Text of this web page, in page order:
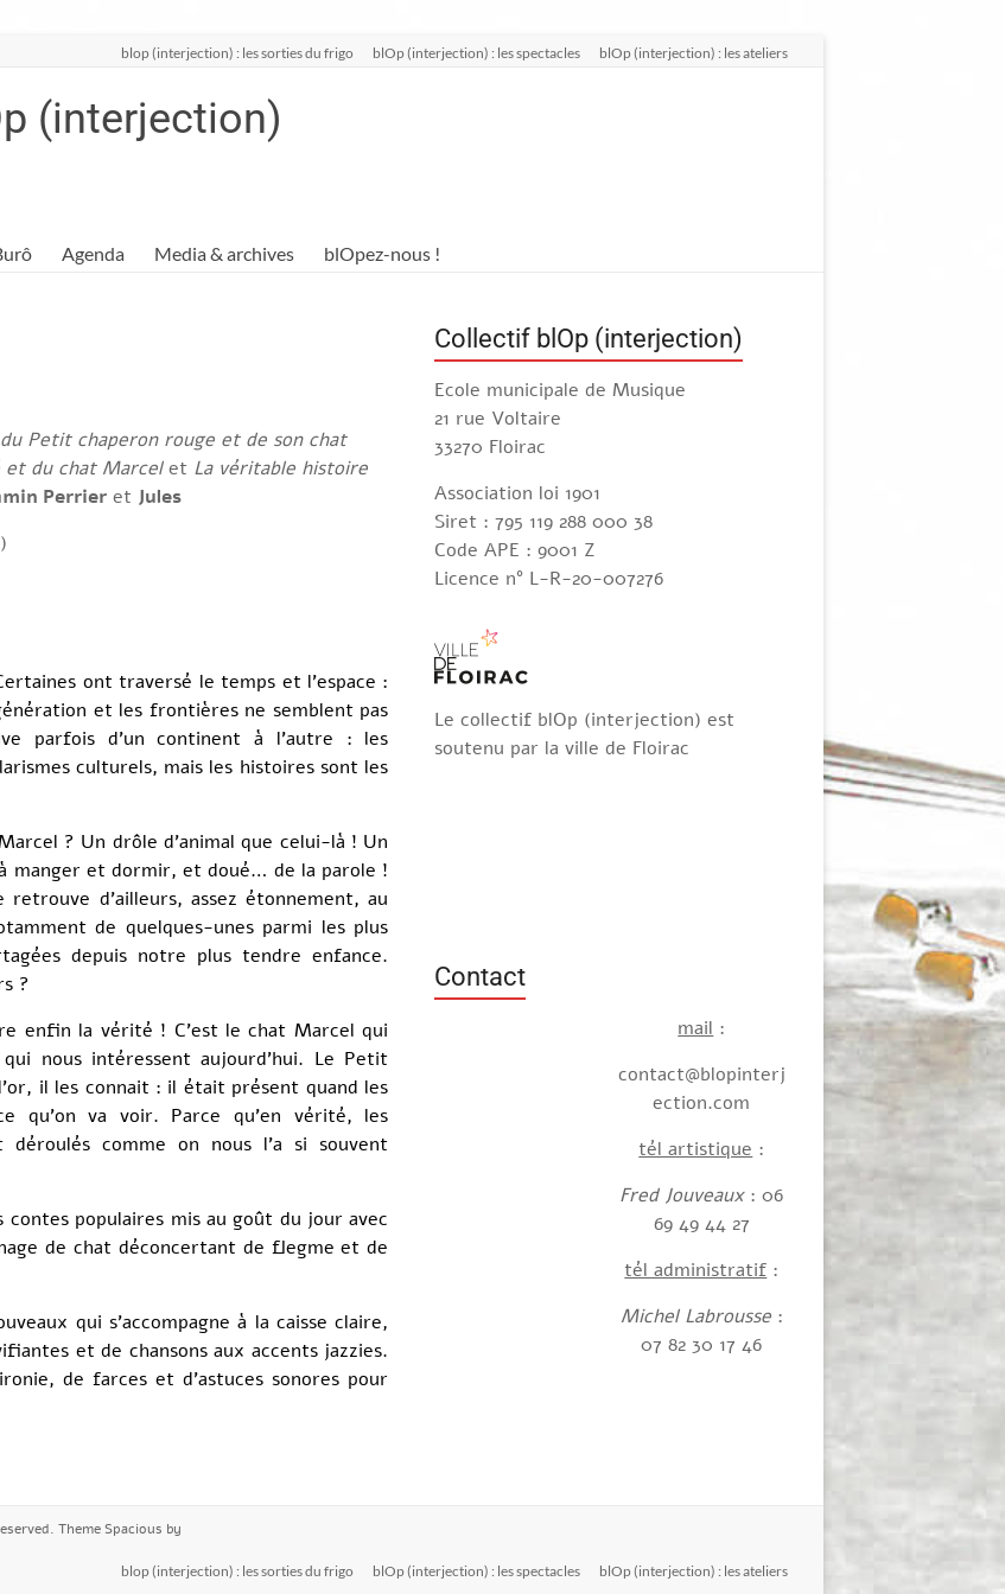
blop (interjection) : les sorties du frigo blOp (interjection) : les spectacles blOp (interjection) : les ateliers
(interjection)
Agenda Media & archives blOpez-nous !
Petit chaperon rouge et de son chat
du chat Marcelet La véritable histoire
Perrier et Jules
ont traversé le temps et l’espace :
et les frontières ne semblent pas
parfois d’un continent à l’autre : les
culturels, mais les histoires sont les
? Un drôle d’animal que celui-là ! Un
manger et dormir, et doué… de la parole !
d’ailleurs, assez étonnement, au
de quelques-unes parmi les plus
depuis notre plus tendre enfance.
?
enfin la vérité ! C’est le chat Marcel qui
nous intéressent aujourd’hui. Le Petit
il les connait : il était présent quand les
va voir. Parce qu’en vérité, les
comme on nous l’a si souvent
populaires mis au goût du jour avec
de chat déconcertant de flegme et de
qui s’accompagne à la caisse claire,
et de chansons aux accents jazzies.
de farces et d’astuces sonores pour
Collectif blOp (interjection)
Ecole municipale de Musique
21 rue Voltaire
33270 Floirac
Association loi 1901
Siret : 795 119 288 000 38
Code APE : 9001 Z
Licence n° L-R-20-007276
Le collectif blOp (interjection) est
soutenu par la ville de Floirac
Contact
mail :
contact@blopinterj
ection.com
tél artistique :
Fred Jouveaux: 06
69 49 44 27
tél administratif :
Michel Labrousse:
07 82 30 17 46
ThemeSpacious by
blop (interjection) : les sorties du frigo blOp (interjection) : les spectacles blOp (interjection) : les ateliers